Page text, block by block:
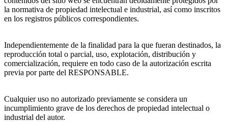
la normativa de propiedad intelectual e industrial, así como inscritos
en los registros públicos correspondientes.
Independientemente de la finalidad para la que fueran destinados, la
reproducción total o parcial, uso, explotación, distribución y
comercialización, requiere en todo caso de la autorización escrita
previa por parte del RESPONSABLE.
Cualquier uso no autorizado previamente se considera un
incumplimiento grave de los derechos de propiedad intelectual o
industrial del autor.